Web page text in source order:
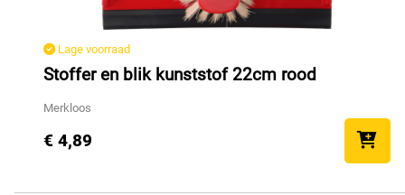
Lage voorraad
Stoffer en blik kunststof 22cm rood
Merkloos
€ 4,89